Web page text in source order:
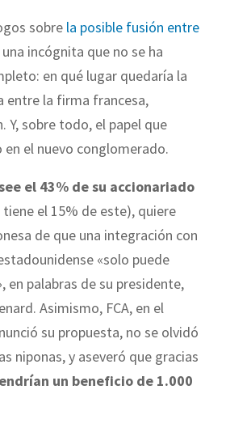
sobre la posible fusión entre
una incógnita que no se ha
en qué lugar quedaría la
entre la firma francesa,
Y, sobre todo, el papel que
el nuevo conglomerado.
el 43% de su accionariado
tiene el 15% de este), quiere
de que una integración con
«solo puede
en palabras de su presidente,
Asimismo, FCA, en el
su propuesta, no se olvidó
niponas, y aseveró que gracias
un beneficio de 1.000